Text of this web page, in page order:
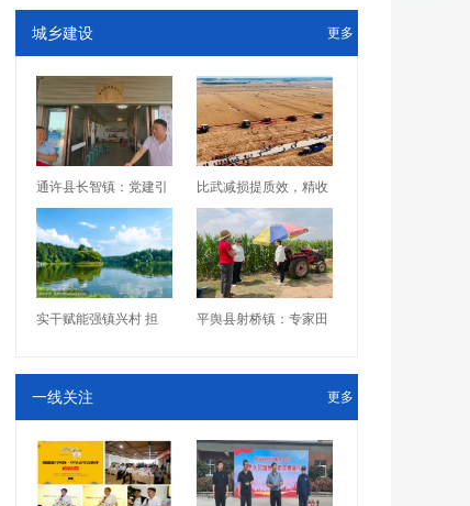
城乡建设 更多
通许县长智镇：党建引 比武减损提质效，精收
实干赋能强镇兴村 担 平舆县射桥镇：专家田
一线关注 更多